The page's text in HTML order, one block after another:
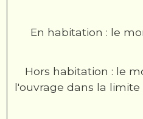
En habitation : le
Hors habitation : le
l'ouvrage dans la